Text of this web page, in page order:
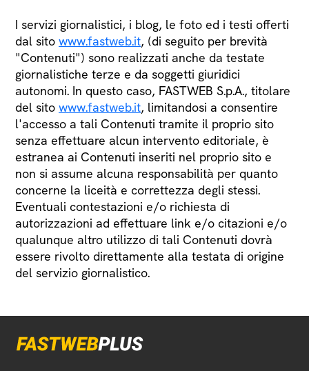
I servizi giornalistici, i blog, le foto ed i testi offerti
dal sito www.fastweb.it, (di seguito per brevità
"Contenuti") sono realizzati anche da testate
giornalistiche terze e da soggetti giuridici
autonomi. In questo caso, FASTWEB S.p.A., titolare
del sito www.fastweb.it, limitandosi a consentire
l'accesso a tali Contenuti tramite il proprio sito
senza effettuare alcun intervento editoriale, è
estranea ai Contenuti inseriti nel proprio sito e
non si assume alcuna responsabilità per quanto
concerne la liceità e correttezza degli stessi.
Eventuali contestazioni e/o richiesta di
autorizzazioni ad effettuare link e/o citazioni e/o
qualunque altro utilizzo di tali Contenuti dovrà
essere rivolto direttamente alla testata di origine
del servizio giornalistico.